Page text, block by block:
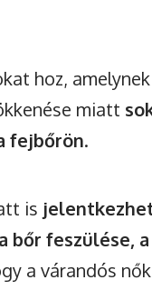
hoz,
miatt
fejbőrön.
is
a bőr feszülése,
a várandós